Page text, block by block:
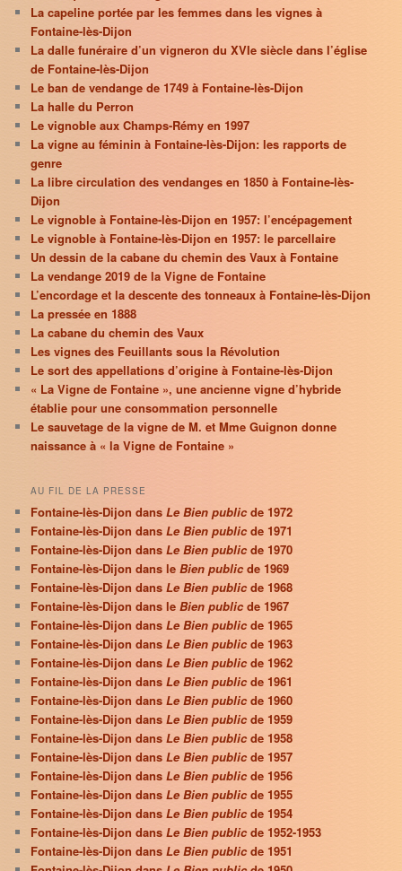
La capeline portée par les femmes dans les vignes à
Fontaine-lès-Dijon
La dalle funéraire d’un vigneron du XVIe siècle dans l’église
de Fontaine-lès-Dijon
Le ban de vendange de 1749 à Fontaine-lès-Dijon
La halle du Perron
Le vignoble aux Champs-Rémy en 1997
La vigne au féminin à Fontaine-lès-Dijon: les rapports de
genre
La libre circulation des vendanges en 1850 à Fontaine-lès-
Dijon
Le vignoble à Fontaine-lès-Dijon en 1957: l’encépagement
Le vignoble à Fontaine-lès-Dijon en 1957: le parcellaire
Un dessin de la cabane du chemin des Vaux à Fontaine
La vendange 2019 de la Vigne de Fontaine
L’encordage et la descente des tonneaux à Fontaine-lès-Dijon
La pressée en 1888
La cabane du chemin des Vaux
Les vignes des Feuillants sous la Révolution
Le sort des appellations d’origine à Fontaine-lès-Dijon
« La Vigne de Fontaine », une ancienne vigne d’hybride
établie pour une consommation personnelle
Le sauvetage de la vigne de M. et Mme Guignon donne
naissance à « la Vigne de Fontaine »
AU FIL DE LA PRESSE
Fontaine-lès-Dijon dansLe Bien publicde 1972
Fontaine-lès-Dijon dansLe Bien publicde 1971
Fontaine-lès-Dijon dansLe Bien public de 1970
Fontaine-lès-Dijon dans leBien publicde 1969
Fontaine-lès-Dijon dansLe Bien publicde 1968
Fontaine-lès-Dijon dans leBien publicde 1967
Fontaine-lès-Dijon dansLe Bien publicde 1965
Fontaine-lès-Dijon dansLe Bien publicde 1963
Fontaine-lès-Dijon dansLe Bien public de 1962
Fontaine-lès-Dijon dansLe Bien publicde 1961
Fontaine-lès-Dijon dansLe Bien publicde 1960
Fontaine-lès-Dijon dansLe Bien public de 1959
Fontaine-lès-Dijon dansLe Bien publicde 1958
Fontaine-lès-Dijon dansLe Bien publicde 1957
Fontaine-lès-Dijon dansLe Bien public de 1956
Fontaine-lès-Dijon dansLe Bien publicde 1955
Fontaine-lès-Dijon dansLe Bien publicde 1954
Fontaine-lès-Dijon dansLe Bien public de 1952-1953
Fontaine-lès-Dijon dansLe Bien publicde 1951